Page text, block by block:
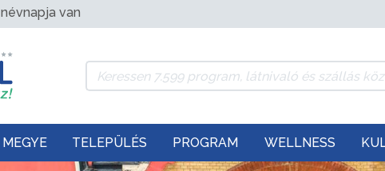
névnapja van
MEGYE TELEPÜLÉS PROGRAM WELLNESS